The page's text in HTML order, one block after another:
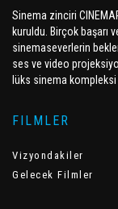
Sinema zinciri
kuruldu. Birçok başarı
sinemaseverlerin
ses ve video
lüks sinema
FILMLER
Vizyondakiler
Gelecek Filmler